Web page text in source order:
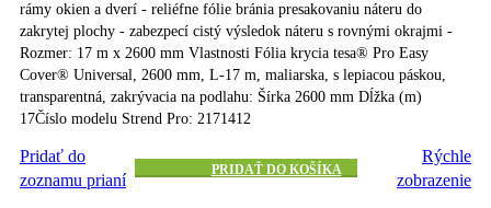
rámy okien a dverí - reliéfne fólie bránia presakovaniu náteru do
zakrytej plochy - zabezpecí cistý výsledok náteru s rovnými okrajmi -
Rozmer: 17 m x 2600 mm Vlastnosti Fólia krycia tesa® Pro Easy
Cover® Universal, 2600 mm, L-17 m, maliarska, s lepiacou páskou,
transparentná, zakrývacia na podlahu: Šírka 2600 mm Dĺžka (m)
17Číslo modelu Strend Pro: 2171412
Pridať do
zoznamu prianí
PRIDAŤ DO KOŠÍKA
Rýchle
zobrazenie